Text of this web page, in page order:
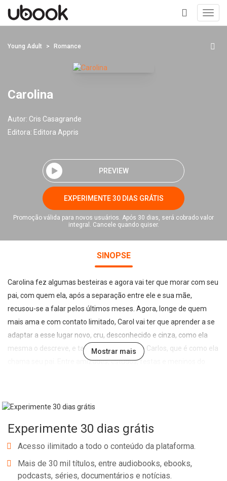
+
Young Adult Romance
Carolina
Autor: Cris Casagrande
Editora: Editora Appris
PREVIEW
EXPERIMENTE 30 DIAS GRÁTIS
Promoção válida para novos usuários. Após 30 dias, será cobrado valor
integral. Cancele quando quiser.
SINOPSE
Carolina fez algumas besteiras e agora vai ter que morar com seu
pai, com quem ela, após a separação entre ele e sua mãe,
recusou-se a falar pelos últimos meses. Agora, longe de quem
mais ama e com contato limitado, Carol vai ter que aprender a se
adaptar a esse lugar novo, cru, desconhecido e cinza, como ela
mesma o descreve, e também a esse novo Carlos, que é como ela
chama seu pai. Entre amizades, estudos, festas e meninos do
entender um pouco mais sobre amar e cuidar das pessoas que
tudo é o fim do mundo, mas, na verdade, está apenas em frente a
Mostrar mais
Experimente 30 dias grátis
Acesso ilimitado a todo o conteúdo da plataforma.
Mais de 30 mil títulos, entre audiobooks, ebooks,
podcasts, séries, documentários e notícias.